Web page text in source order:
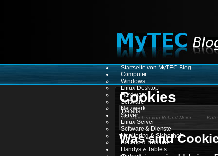
Startseite von MyTEC Blog
Computer
Windows
Linux Desktop
Hardware
Software
Netzwerk
Server
Linux Server
Software & Dienste
Monitoring & Sicherheit
Backup & Restore
Handys & Tablets
Cookies
Details
Geschrieben von Roland Meier
Was sind